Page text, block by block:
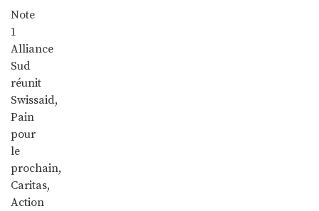
Note
1
Alliance
Sud
réunit
Swissaid,
Pain
pour
le
prochain,
Caritas,
Action